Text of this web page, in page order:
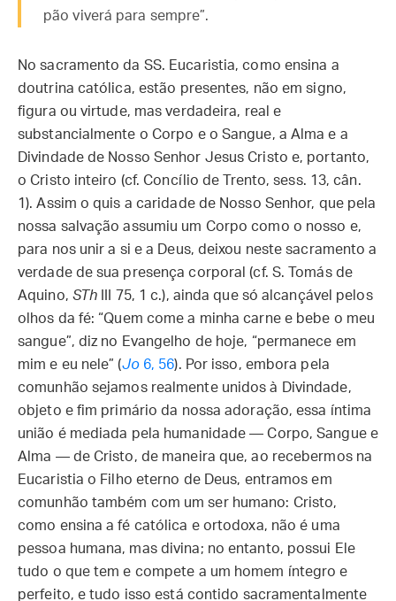
pão viverá para sempre”.
No sacramento da SS. Eucaristia, como ensina a
doutrina católica, estão presentes, não em signo,
figura ou virtude, mas verdadeira, real e
substancialmente o Corpo e o Sangue, a Alma e a
Divindade de Nosso Senhor Jesus Cristo e, portanto,
o Cristo inteiro (cf. Concílio de Trento, sess. 13, cân.
1). Assim o quis a caridade de Nosso Senhor, que pela
nossa salvação assumiu um Corpo como o nosso e,
para nos unir a si e a Deus, deixou neste sacramento a
verdade de sua presença corporal (cf. S. Tomás de
Aquino, STh III 75, 1 c.), ainda que só alcançável pelos
olhos da fé: “Quem come a minha carne e bebe o meu
sangue”, diz no Evangelho de hoje, “permanece em
mim e eu nele” (Jo6, 56). Por isso, embora pela
comunhão sejamos realmente unidos à Divindade,
objeto e fim primário da nossa adoração, essa íntima
união é mediada pela humanidade — Corpo, Sangue e
Alma — de Cristo, de maneira que, ao recebermos na
Eucaristia o Filho eterno de Deus, entramos em
comunhão também com um ser humano: Cristo,
como ensina a fé católica e ortodoxa, não é uma
pessoa humana, mas divina; no entanto, possui Ele
tudo o que tem e compete a um homem íntegro e
perfeito, e tudo isso está contido sacramentalmente